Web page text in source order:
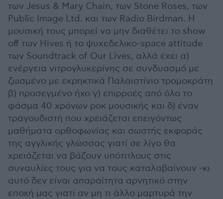
των Jesus & Mary Chain, των Stone Roses, των
Public Image Ltd. και των Radio Birdman. Η
μουσική τους μπορεί να μην διαθέτει το show
off των Hives ή το ψυχεδελικo-space attitude
των Soundtrack of Our Lives, αλλά έχει α)
ενέργεια νιτρογλυκερίνης σε συνδυασμό με
ζωσμένο με εκρηκτικά Παλαιστίνιο τρομοκράτη
β) προσεγμένο ήχο γ) επιρροές από όλο το
φάσμα 40 χρόνων ροκ μουσικής και δ) έναν
τραγουδιστή που χρειάζεται επειγόντως
μαθήματα ορθοφωνίας και σωστής εκφοράς
της αγγλικής γλώσσας γιατί σε λίγο θα
χρειάζεται να βάζουν υπότιτλους στις
συναυλίες τους για να τους καταλαβαίνουν -κι
αυτό δεν είναι απαραίτητα αρνητικό στην
εποχή μας γιατί αν μη τι άλλο μαρτυρά την